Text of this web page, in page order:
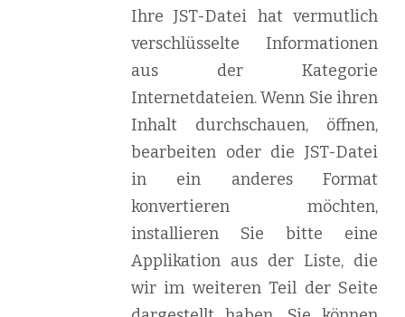
Ihre JST-Datei hat vermutlich
verschlüsselte Informationen
aus der Kategorie
Internetdateien. Wenn Sie ihren
Inhalt durchschauen, öffnen,
bearbeiten oder die JST-Datei
in ein anderes Format
konvertieren möchten,
installieren Sie bitte eine
Applikation aus der Liste, die
wir im weiteren Teil der Seite